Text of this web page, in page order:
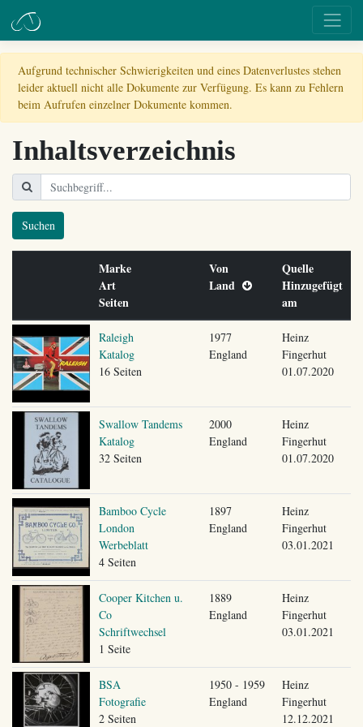
Aufgrund technischer Schwierigkeiten und eines Datenverlustes stehen
leider aktuell nicht alle Dokumente zur Verfügung. Es kann zu Fehlern
beim Aufrufen einzelner Dokumente kommen.
Inhaltsverzeichnis
Suchen
Marke
Art
Seiten
Von
Land
Quelle
Hinzugefügt
am
Raleigh
Katalog
16 Seiten
1977
England
Heinz
Fingerhut
01.07.2020
Swallow Tandems
Katalog
32 Seiten
2000
England
Heinz
Fingerhut
01.07.2020
Bamboo Cycle
London
Werbeblatt
4 Seiten
1897
England
Heinz
Fingerhut
03.01.2021
Cooper Kitchen u.
Co
Schriftwechsel
1 Seite
1889
England
Heinz
Fingerhut
03.01.2021
BSA
Fotografie
2 Seiten
1950 - 1959
England
Heinz
Fingerhut
12.12.2021